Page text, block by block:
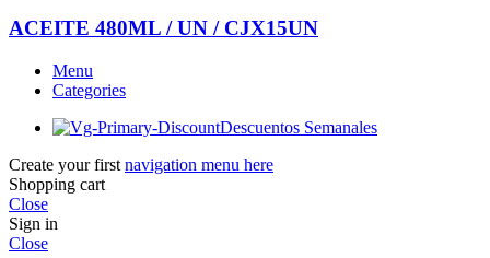
ACEITE 480ML / UN / CJX15UN
Menu
Categories
Descuentos Semanales
Create your first navigation menu here
Shopping cart
Close
Sign in
Close